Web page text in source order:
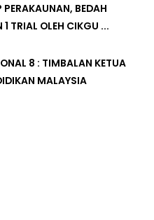
BEDAH
TRIAL OLEH CIKGU ...
8 : TIMBALAN KETUA
MALAYSIA